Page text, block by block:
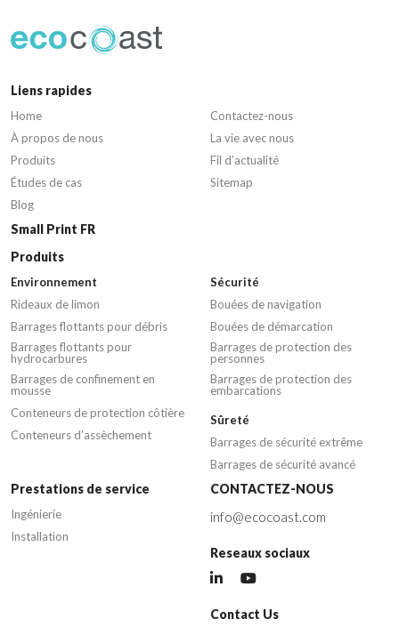
Liens rapides
Home
À propos de nous
Produits
Études de cas
Blog
Contactez-nous
La vie avec nous
Fil d’actualité
Sitemap
Small Print FR
Produits
Environnement
Rideaux de limon
Barrages flottants pour débris
Barrages flottants pour
hydrocarbures
Barrages de confinement en
mousse
Conteneurs de protection côtière
Conteneurs d’assèchement
Sécurité
Bouées de navigation
Bouées de démarcation
Barrages de protection des
personnes
Barrages de protection des
embarcations
Sûreté
Barrages de sécurité extrême
Barrages de sécurité avancé
Prestations de service
Ingénierie
Installation
CONTACTEZ-NOUS
info@ecocoast.com
Reseaux sociaux
Contact Us